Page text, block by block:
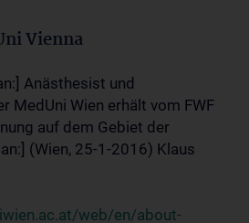
Vienna
Anästhesist und
MedUni Wien erhält vom FWF
auf dem Gebiet der
(Wien, 25-1-2016) Klaus
web/en/about-